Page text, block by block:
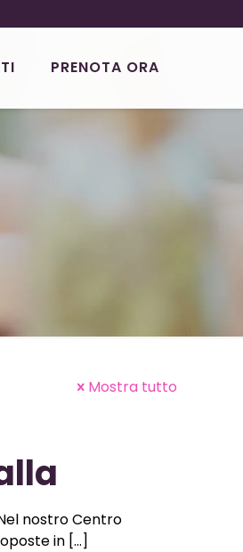
PRENOTA ORA
Mostra tutto
nostro Centro
in[…]